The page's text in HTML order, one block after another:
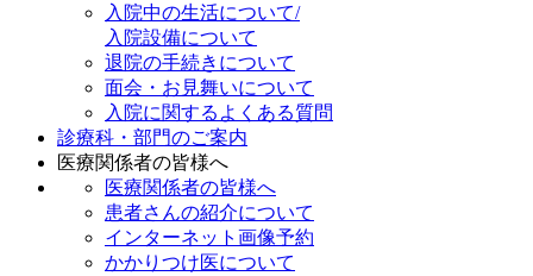
入院中の生活について/
入院設備について
退院の手続きについて
面会・お見舞いについて
入院に関するよくある質問
診療科・部門のご案内
医療関係者の皆様へ
医療関係者の皆様へ
患者さんの紹介について
インターネット画像予約
かかりつけ医について